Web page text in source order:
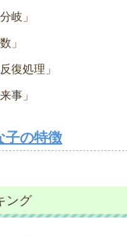
岐」
」
復処理」
事」
子の特徴
ング